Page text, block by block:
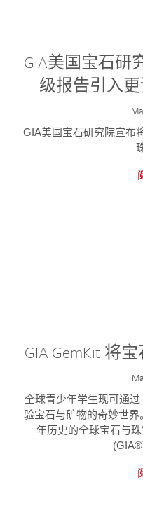
GIA美国宝石研
级报告引入更
GIA美国宝石研究院宣布
GIA GemKit 将
全球青少年学生现可通
验宝石与矿物的奇妙世
年历史的全球宝石与